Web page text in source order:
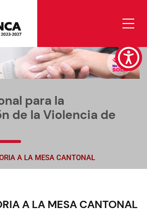
para la
de la Violencia de
A LA MESA CANTONAL
A LA MESA CANTONAL